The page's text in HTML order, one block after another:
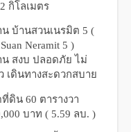
กิโลเมตร
บ้านสวนเนรมิต 5 (
Neramit 5 )
สงบ ปลอดภัย ไม่
เดินทางสะดวกสบาย
ดิน 60 ตารางวา
บาท ( 5.59 ลบ. )